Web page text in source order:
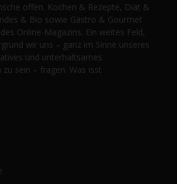
offen. Kochen & Rezepte, Diät &
& Bio sowie Gastro & Gourmet
Online-Magazins. Ein weites Feld,
wir uns – ganz im Sinne unseres
und unterhaltsames
zu sein – fragen: Was isst